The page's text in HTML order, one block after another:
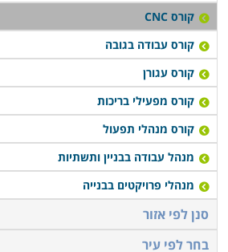
קורס CNC
קורס עבודה בגובה
קורס עגורן
קורס מפעילי בריכות
קורס מנהלי תפעול
מנהל עבודה בבניין ותשתיות
מנהלי פרויקטים בבנייה
סנן לפי אזור
בחר לפי עיר